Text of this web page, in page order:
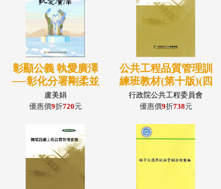
彰顯公義 執愛廣澤
──彰化分署剛柔並
濟的執行紀實(精裝)
盧美娟
優惠價9折720元
公共工程品質管理訓
練班教材(第十版)(四
冊不分售)(POD)
行政院公共工程委員會
優惠價9折738元